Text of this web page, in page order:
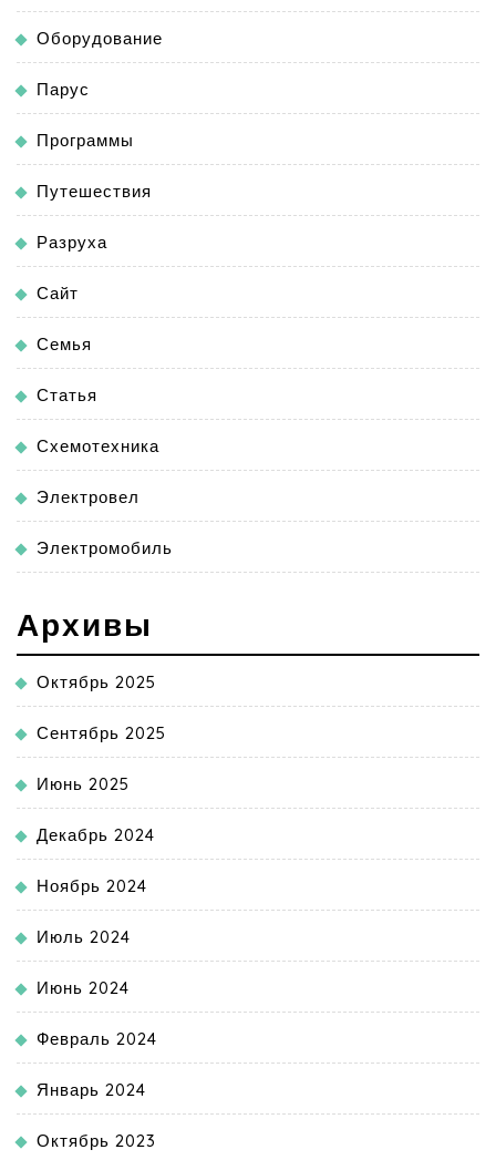
Оборудование
Парус
Программы
Путешествия
Разруха
Сайт
Семья
Статья
Схемотехника
Электровел
Электромобиль
Архивы
Октябрь 2025
Сентябрь 2025
Июнь 2025
Декабрь 2024
Ноябрь 2024
Июль 2024
Июнь 2024
Февраль 2024
Январь 2024
Октябрь 2023